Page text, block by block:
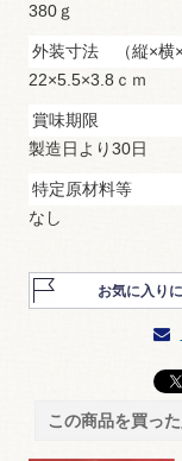
380ｇ
外装寸法 （縦×横×
22×5.5×3.8ｃｍ
賞味期限
製造日より30日
特定原材料等
なし
お気に入り
この商品を買っ